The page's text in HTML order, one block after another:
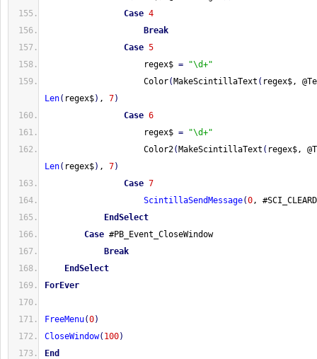
Case 4
Break
Case 5
regex$ =
"\d+"
Color( MakeScintillaText ( regex$,
Len( regex$) , 7)
Case 6
regex$ =
"\d+"
Color2( MakeScintillaText ( regex$,
Len( regex$) , 7)
Case 7
ScintillaSendMessage(0,
EndSelect
Case #PB_Event_CloseWindow
Break
EndSelect
ForEver
FreeMenu(0)
CloseWindow( 100)
End